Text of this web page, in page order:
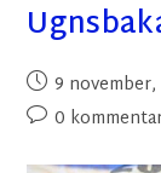
9 november,
0